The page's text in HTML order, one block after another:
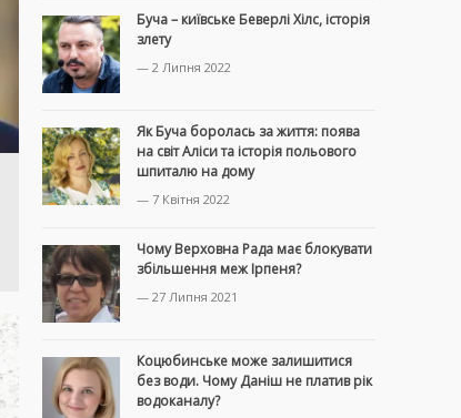
Буча – київське Беверлі Хілс, історія
злету
— 2 Липня 2022
Як Буча боролась за життя: поява
на світ Аліси та історія польового
шпиталю на дому
— 7 Квітня 2022
Чому Верховна Рада має блокувати
збільшення меж Ірпеня?
— 27 Липня 2021
Коцюбинське може залишитися
без води. Чому Даніш не платив рік
водоканалу?